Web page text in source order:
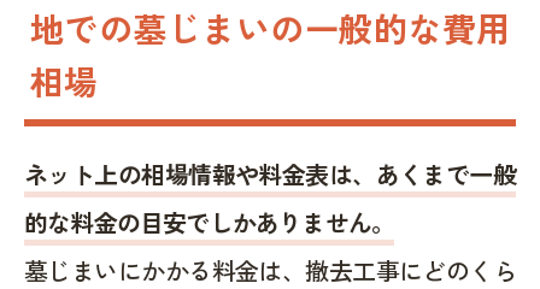
地での墓じまいの一般的な費用
相場
ネット上の相場情報や料金表は、あくまで一般
的な料金の目安でしかありません。
墓じまいにかかる料金は、撤去工事にどのくら